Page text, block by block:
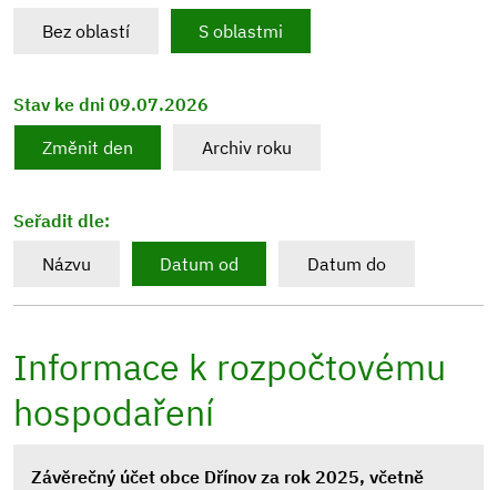
Bez oblastí
S oblastmi
Stav ke dni 09.07.2026
Změnit den
Archiv roku
Seřadit dle:
Názvu
Datum od Datum do
Informace k rozpočtovému
hospodaření
Závěrečný účet obce Dřínov za rok 2025, včetně